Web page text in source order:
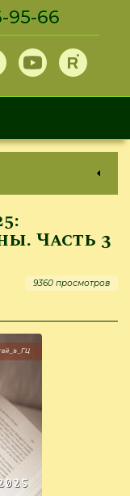
95-66
Часть 3
9360 просмотров